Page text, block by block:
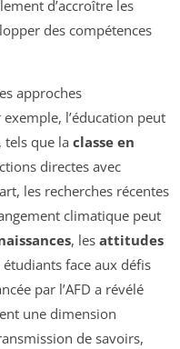
d’accroître les
des compétences
approches
l’éducation peut
que la classe en
directes avec
les recherches récentes
climatique peut
, les attitudes
étudiants face aux défis
par l’AFD a révélé
une dimension
de savoirs,